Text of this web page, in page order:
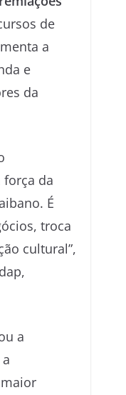
de
a
e
da
força da
É
troca
cultural”,
a